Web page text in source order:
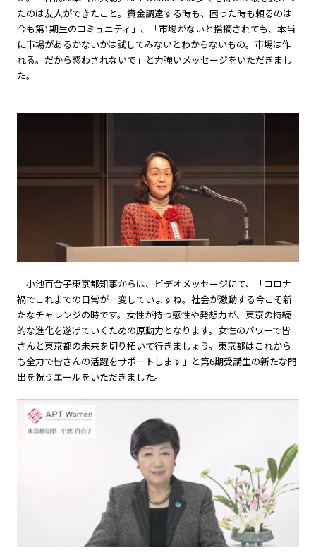
たのは友人ができたこと。資金調達する時も、困った時も頼るのは
今も第1期生のコミュニティ」、「市場がないと指摘されても、本当
に市場があるかないかは試してみないとわからないもの。市場は作
れる。だから惑わされないで」と力強いメッセージをいただきまし
た。
小池百合子東京都知事からは、ビデオメッセージにて、「コロナ
禍でこれまでの日常が一変していますね。社会が激動する今こそ新
たなチャレンジの時です。女性が持つ感性や発想力が、東京の持続
的な進化を遂げていくための原動力となります。女性のパワーで皆
さんと東京都の未来を切り拓いて行きましょう。東京都はこれから
も全力で皆さんの活躍をサポートします」と第6期受講生の新たな門
出を祝うエールをいただきました。